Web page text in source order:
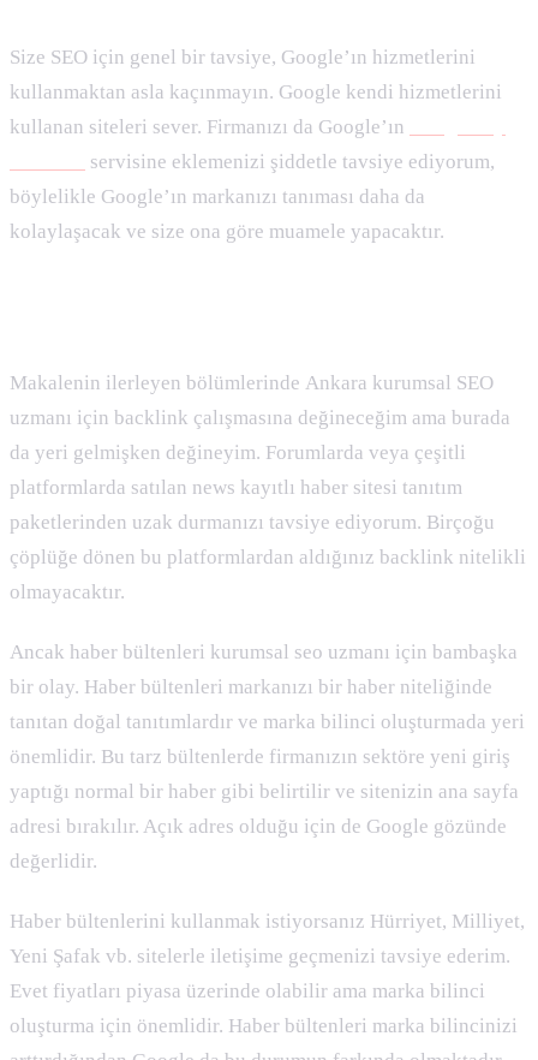
Size SEO için genel bir tavsiye, Google’ın hizmetlerini
kullanmaktan asla kaçınmayın. Google kendi hizmetlerini
kullanan siteleri sever. Firmanızı da Google’ın
servisine eklemenizi şiddetle tavsiye ediyorum,
böylelikle Google’ın markanızı tanıması daha da
kolaylaşacak ve size ona göre muamele yapacaktır.
Makalenin ilerleyen bölümlerinde Ankara kurumsal SEO
uzmanı için backlink çalışmasına değineceğim ama burada
da yeri gelmişken değineyim. Forumlarda veya çeşitli
platformlarda satılan news kayıtlı haber sitesi tanıtım
paketlerinden uzak durmanızı tavsiye ediyorum. Birçoğu
çöplüğe dönen bu platformlardan aldığınız backlink nitelikli
olmayacaktır.
Ancak haber bültenleri kurumsal seo uzmanı için bambaşka
bir olay. Haber bültenleri markanızı bir haber niteliğinde
tanıtan doğal tanıtımlardır ve marka bilinci oluşturmada yeri
önemlidir. Bu tarz bültenlerde firmanızın sektöre yeni giriş
yaptığı normal bir haber gibi belirtilir ve sitenizin ana sayfa
adresi bırakılır. Açık adres olduğu için de Google gözünde
değerlidir.
Haber bültenlerini kullanmak istiyorsanız Hürriyet, Milliyet,
Yeni Şafak vb. sitelerle iletişime geçmenizi tavsiye ederim.
Evet fiyatları piyasa üzerinde olabilir ama marka bilinci
oluşturma için önemlidir. Haber bültenleri marka bilincinizi